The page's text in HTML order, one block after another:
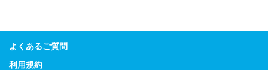
よくあるご質問
利用規約